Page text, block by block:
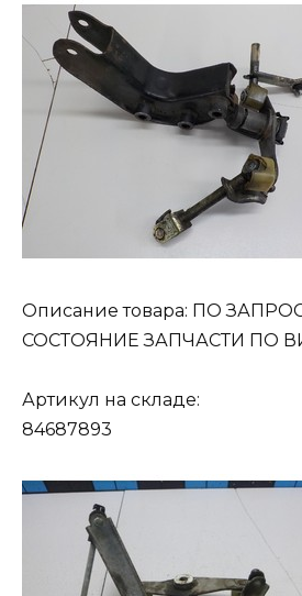
Описание товара: ПО
СОСТОЯНИЕ ЗАПЧАСТИ ПО
Артикул на складе:
84687893